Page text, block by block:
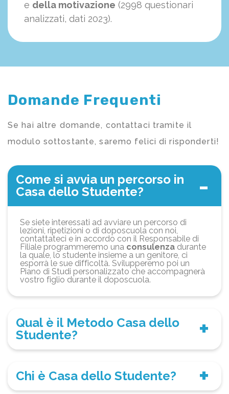
e della motivazione (2998 questionari
analizzati, dati 2023).
Domande Frequenti
Se hai altre domande, contattaci tramite il
modulo sottostante, saremo felici di risponderti!
Come si avvia un percorso in
Casa dello Studente?
Se siete interessati ad avviare un percorso di
lezioni, ripetizioni o di doposcuola con noi,
contattateci e in accordo con il Responsabile di
Filiale programmeremo una consulenza durante
la quale, lo studente insieme a un genitore, ci
esporrà le sue difficoltà. Svilupperemo poi un
Piano di Studi personalizzato che accompagnerà
vostro figlio durante il doposcuola.
Qual è il Metodo Casa dello
Studente?
Chi è Casa dello Studente?